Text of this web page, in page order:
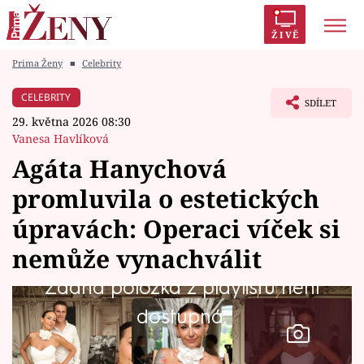
ŽIVĚ
Módní alarm
Témata
Celebrity
Vztahy
Seriály
Prima Ženy ■ Celebrity
CELEBRITY
29. května 2026 08:30
Vanesa Havlíková
SDÍLET
Agáta Hanychová
promluvila o estetických
úpravách: Operaci víček si
nemůže vynachválit
Žádná položka z playlistu není
dostupná.